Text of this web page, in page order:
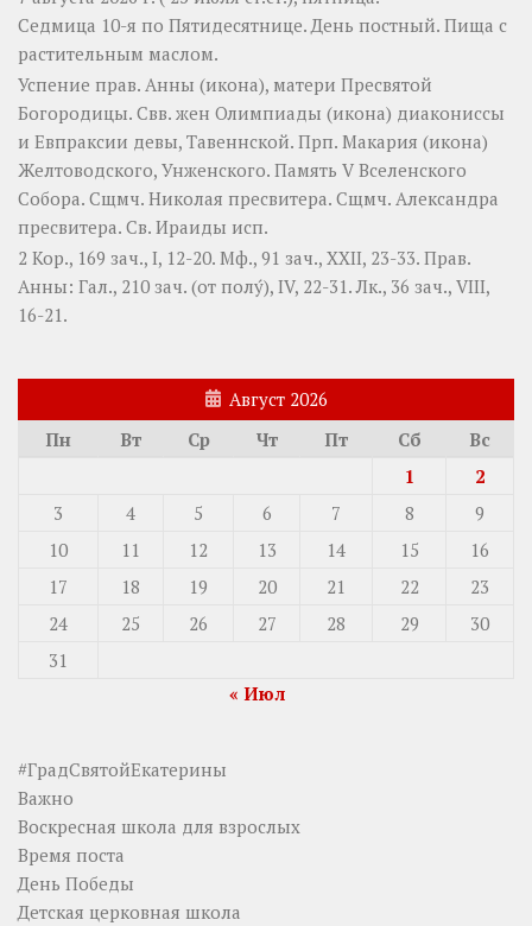
Седмица 10-я по Пятидесятнице. День постный. Пища с
растительным маслом.
Успение прав. Анны (икона), матери Пресвятой
Богородицы. Свв. жен Олимпиады (икона) диакониссы
и Евпраксии девы, Тавеннской. Прп. Макария (икона)
Желтоводского, Унженского. Память V Вселенского
Собора. Сщмч. Николая пресвитера. Сщмч. Александра
пресвитера. Св. Ираиды исп.
2 Кор., 169 зач., I, 12-20. Мф., 91 зач., XXII, 23-33. Прав.
Анны: Гал., 210 зач. (от полу́), IV, 22-31. Лк., 36 зач., VIII,
16-21.
Август 2026
Пн
Вт Ср Чт Пт Сб
Вс
1
2
3
4 5 6 7 8
9
10
11 12 13 14 15
16
17
18 19 20 21 22
23
24
25 26 27 28 29
30
31
« Июл
#ГрадСвятойЕкатерины
Важно
Воскресная школа для взрослых
Время поста
День Победы
Детская церковная школа